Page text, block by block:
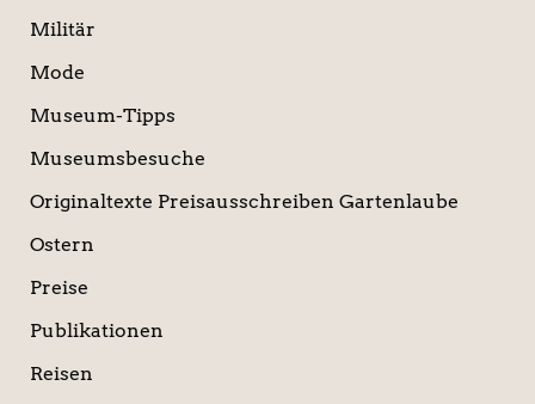
Militär
Mode
Museum-Tipps
Museumsbesuche
Originaltexte Preisausschreiben Gartenlaube
Ostern
Preise
Publikationen
Reisen